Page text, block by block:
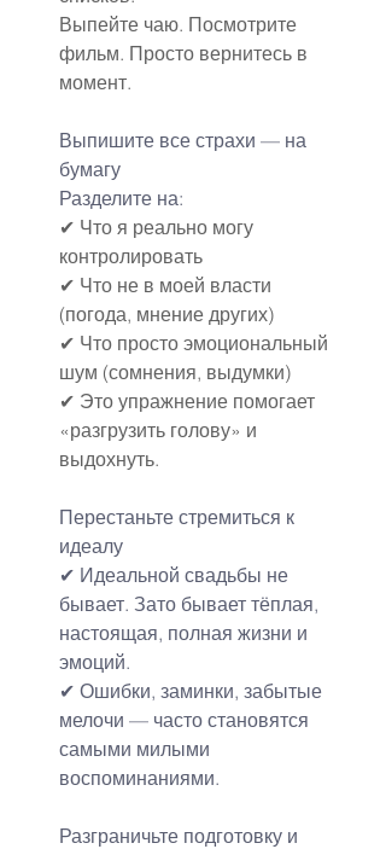
Выпейте чаю. Посмотрите
фильм. Просто вернитесь в
момент.
Выпишите все страхи — на
бумагу
Разделите на:
✔ Что я реально могу
контролировать
✔ Что не в моей власти
(погода, мнение других)
✔ Что просто эмоциональный
шум (сомнения, выдумки)
✔ Это упражнение помогает
«разгрузить голову» и
выдохнуть.
Перестаньте стремиться к
идеалу
✔ Идеальной свадьбы не
бывает. Зато бывает тёплая,
настоящая, полная жизни и
эмоций.
✔ Ошибки, заминки, забытые
мелочи — часто становятся
самыми милыми
воспоминаниями.
Разграничьте подготовку и